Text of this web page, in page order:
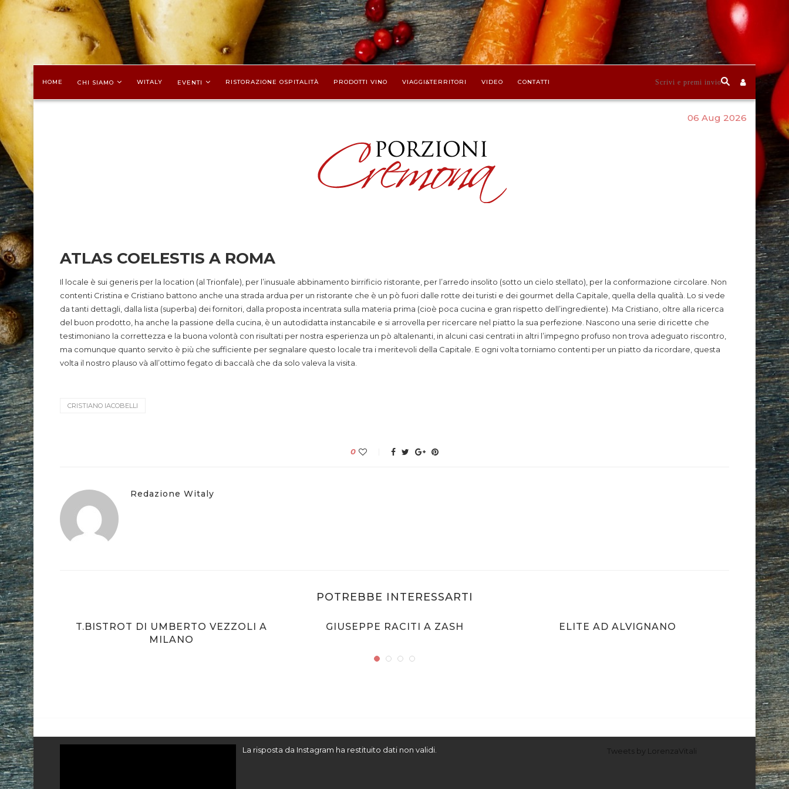
HOME CHI SIAMO WITALY EVENTI RISTORAZIONE OSPITALITÀ PRODOTTI VINO VIAGGI&TERRITORI VIDEO CONTATTI
06 Aug 2026
ATLAS COELESTIS A ROMA
Il locale è sui generis per la location (al Trionfale), per l’inusuale abbinamento birrificio ristorante, per l’arredo insolito (sotto un cielo stellato), per la conformazione circolare. Non
contenti Cristina e Cristiano battono anche una strada ardua per un ristorante che è un pò fuori dalle rotte dei turisti e dei gourmet della Capitale, quella della qualità. Lo si vede
da tanti dettagli, dalla lista (superba) dei fornitori, dalla proposta incentrata sulla materia prima (cioè poca cucina e gran rispetto dell’ingrediente). Ma Cristiano, oltre alla ricerca
del buon prodotto, ha anche la passione della cucina, è un autodidatta instancabile e si arrovella per ricercare nel piatto la sua perfezione. Nascono una serie di ricette che
testimoniano la correttezza e la buona volontà con risultati per nostra esperienza un pò altalenanti, in alcuni casi centrati in altri l’impegno profuso non trova adeguato riscontro,
ma comunque quanto servito è più che sufficiente per segnalare questo locale tra i meritevoli della Capitale. E ogni volta torniamo contenti per un piatto da ricordare, questa
volta il nostro plauso và all’ottimo fegato di baccalà che da solo valeva la visita.
CRISTIANO IACOBELLI
0
Redazione Witaly
POTREBBE INTERESSARTI
DI
T.BISTROT DI UMBERTO VEZZOLI A
MILANO
GIUSEPPE RACITI A ZASH ELITE AD ALVIGNANO
La risposta da Instagram ha restituito dati non validi. Tweets by LorenzaVitali